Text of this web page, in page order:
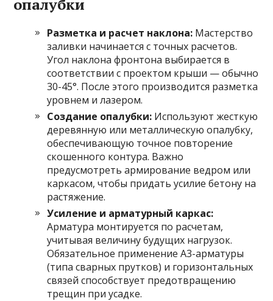
опалубки
Разметка и расчет наклона: Мастерство
заливки начинается с точных расчетов.
Угол наклона фронтона выбирается в
соответствии с проектом крыши — обычно
30-45°. После этого производится разметка
уровнем и лазером.
Создание опалубки: Используют жесткую
деревянную или металлическую опалубку,
обеспечивающую точное повторение
скошенного контура. Важно
предусмотреть армирование ведром или
каркасом, чтобы придать усилие бетону на
растяжение.
Усиление и арматурный каркас:
Арматура монтируется по расчетам,
учитывая величину будущих нагрузок.
Обязательное применение А3-арматуры
(типа сварных прутков) и горизонтальных
связей способствует предотвращению
трещин при усадке.